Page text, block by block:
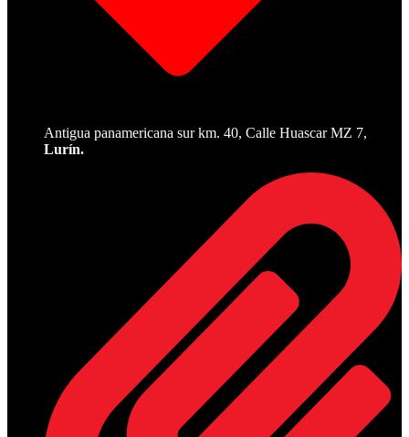
Antigua panamericana sur km. 40, Calle Huascar MZ 7,
Lurín.